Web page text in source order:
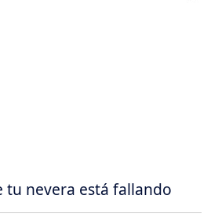
tu nevera está fallando